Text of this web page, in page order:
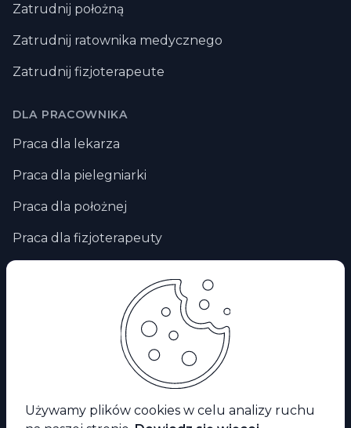
Używamy plików cookies w celu analizy ruchu
Zatrudnij położną
Zatrudnij ratownika medycznego
Zatrudnij fizjoterapeute
DLA PRACOWNIKA
Praca dla lekarza
Praca dla pielegniarki
Praca dla położnej
Praca dla fizjoterapeuty
Praca dla ratownika medycznego